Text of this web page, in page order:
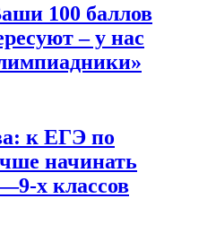
100 баллов
– у нас
к ЕГЭ по
начинать
х классов